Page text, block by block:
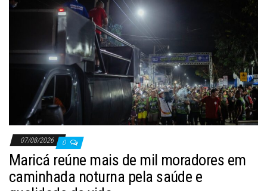
07/08/2026 0
Maricá reúne mais de mil moradores em
caminhada noturna pela saúde e